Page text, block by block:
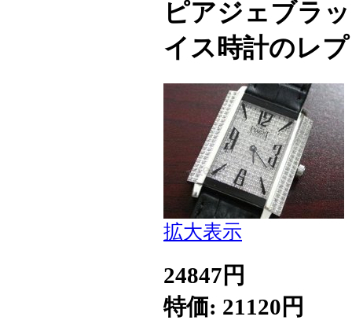
ピアジェブラ
イス時計のレ
拡大表示
24847円
特価: 21120円